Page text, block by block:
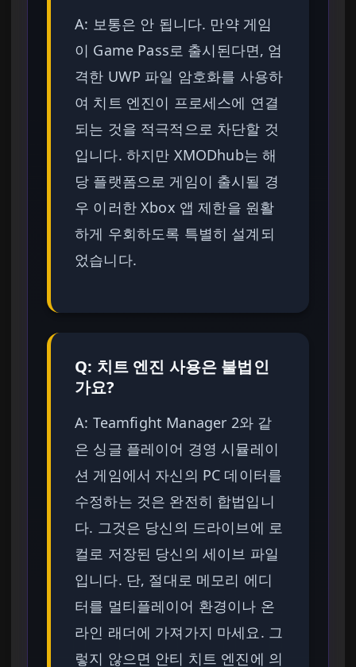
A: 보통은 안 됩니다. 만약 게임
이 Game Pass로 출시된다면, 엄
격한 UWP 파일 암호화를 사용하
여 치트 엔진이 프로세스에 연결
되는 것을 적극적으로 차단할 것
입니다. 하지만 XMODhub는 해
당 플랫폼으로 게임이 출시될 경
우 이러한 Xbox 앱 제한을 원활
하게 우회하도록 특별히 설계되
었습니다.
Q: 치트 엔진 사용은 불법인
가요?
A: Teamfight Manager 2와 같
은 싱글 플레이어 경영 시뮬레이
션 게임에서 자신의 PC 데이터를
수정하는 것은 완전히 합법입니
다. 그것은 당신의 드라이브에 로
컬로 저장된 당신의 세이브 파일
입니다. 단, 절대로 메모리 에디
터를 멀티플레이어 환경이나 온
라인 래더에 가져가지 마세요. 그
렇지 않으면 안티 치트 엔진에 의